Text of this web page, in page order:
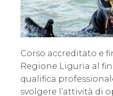
Corso accreditato e
Regione Liguria al
qualifica
svolgere l’attività di